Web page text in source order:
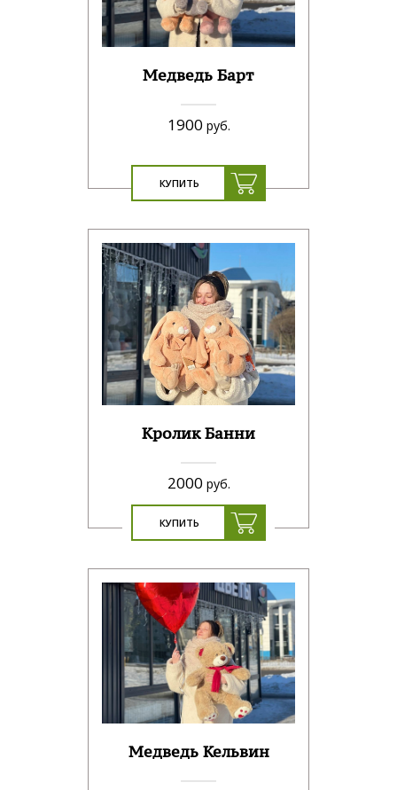
Медведь Барт
1900 руб.
КУПИТЬ
Кролик Банни
2000 руб.
КУПИТЬ
Медведь Кельвин